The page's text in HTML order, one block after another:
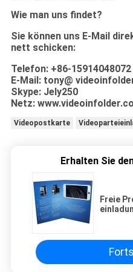
Wie man uns findet?
Sie können uns E-Mail
nett schicken:
Telefon: +86-15914048072
E-Mail: tony@
Skype: Jely250
Netz:
Videopostkarte
Erhalten Sie
Freie